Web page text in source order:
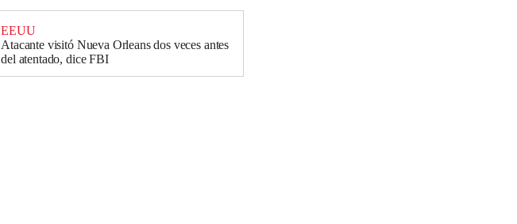
EEUU
Atacante visitó Nueva Orleans dos veces antes
del atentado, dice FBI